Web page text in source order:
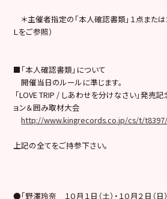
＊主催者指定の「本人確認書類」１点また
Ｌをご参照）
■「本人確認書類」について
開催当日のルールに準じます。
「LOVE TRIP / しあわせを分けなさい」発売
ョン＆囲み取材大会
http://www.kingrecords.co.jp/cs/t/t8397/
上記の全てをご持参下さい。
●「野澤玲奈 １０月１日（土）・１０月２日